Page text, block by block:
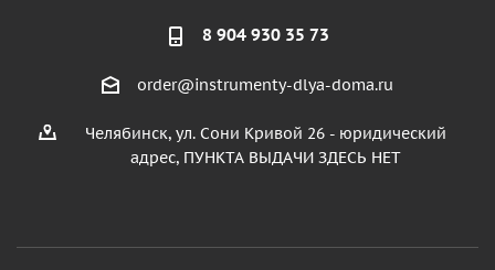
8 904 930 35 73
order@instrumenty-dlya-doma.ru
Челябинск, ул. Сони Кривой 26 - юридический
адрес, ПУНКТА ВЫДАЧИ ЗДЕСЬ НЕТ